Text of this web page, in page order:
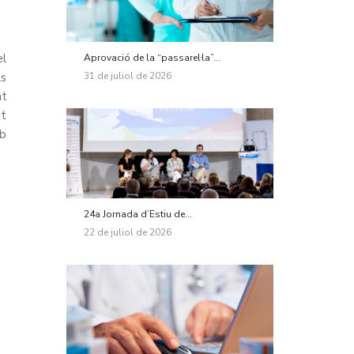
Aprovació de la “passarel·la”...
31 de juliol de 2026
24a Jornada d’Estiu de...
22 de juliol de 2026